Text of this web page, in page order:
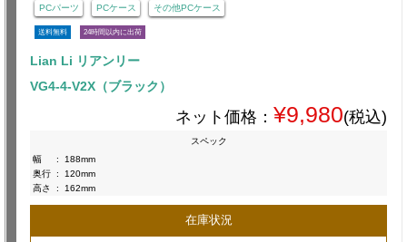
PCパーツ PCケース その他PCケース
送料無料 24時間以内に出荷
Lian Li リアンリー
VG4-4-V2X（ブラック）
ネット価格： ¥9,980(税込)
スペック
幅
:
188mm
奥行 :
120mm
高さ
: 162mm
在庫状況